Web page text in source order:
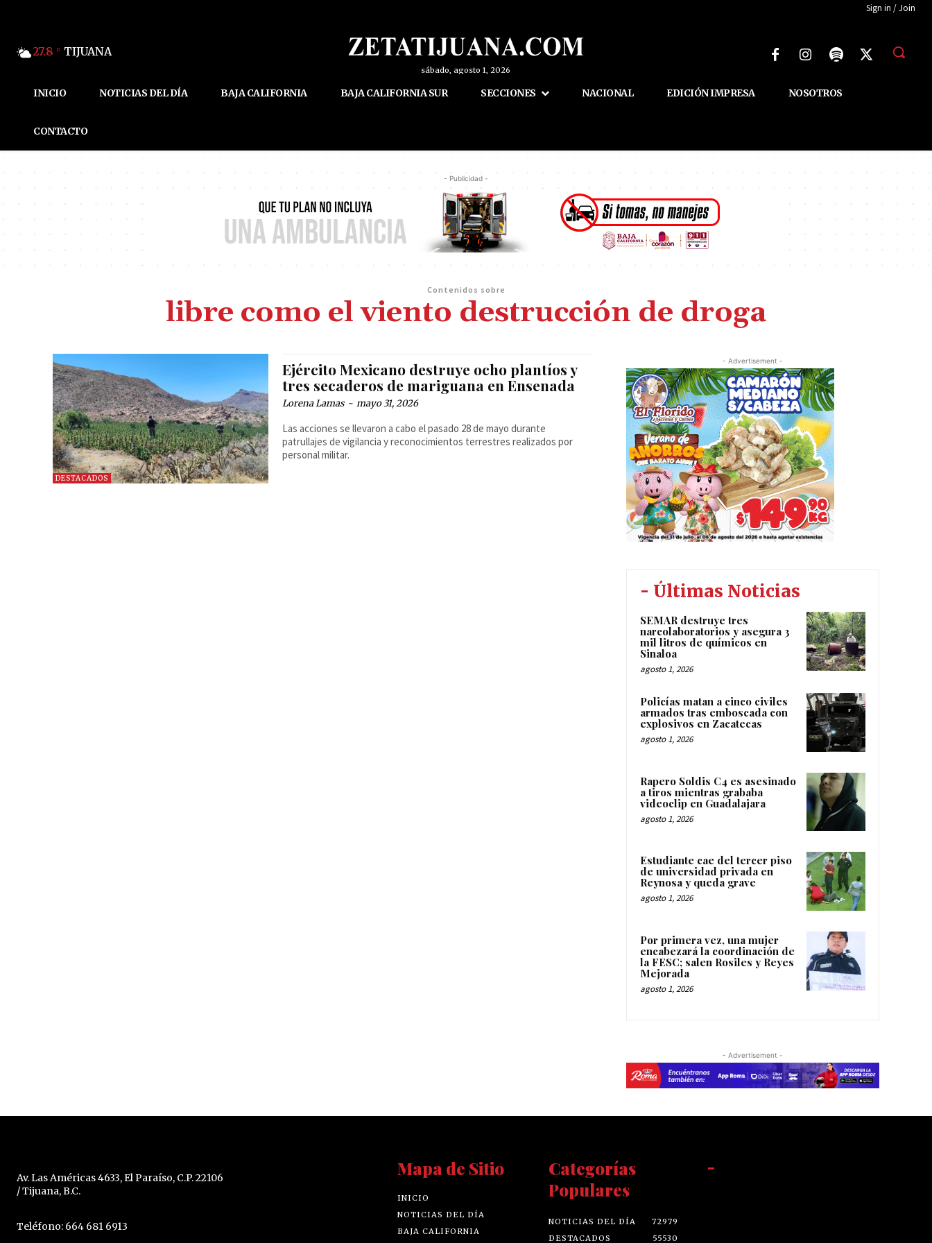
Sign in / Join
27.8 C TIJUANA
sábado, agosto 1, 2026
INICIO NOTICIAS DEL DÍA BAJA CALIFORNIA BAJA CALIFORNIA SUR SECCIONES NACIONAL EDICIÓN IMPRESA NOSOTROS
CONTACTO
- Publicidad -
Contenidos sobre
libre como el viento destrucción de droga
DESTACADOS
Ejército Mexicano destruye ocho plantíos y
tres secaderos de mariguana en Ensenada
Lorena Lamas - mayo 31, 2026
Las acciones se llevaron a cabo el pasado 28 de mayo durante
patrullajes de vigilancia y reconocimientos terrestres realizados por
personal militar.
- Advertisement -
- Últimas Noticias
SEMAR destruye tres
narcolaboratorios y asegura 3
mil litros de químicos en
Sinaloa
agosto 1, 2026
Policías matan a cinco civiles
armados tras emboscada con
explosivos en Zacatecas
agosto 1, 2026
Rapero Soldis C4 es asesinado
a tiros mientras grababa
videoclip en Guadalajara
agosto 1, 2026
Estudiante cae del tercer piso
de universidad privada en
Reynosa y queda grave
agosto 1, 2026
Por primera vez, una mujer
encabezará la coordinación de
la FESC; salen Rosiles y Reyes
Mejorada
agosto 1, 2026
- Advertisement -
Av. Las Américas 4633, El Paraíso, C.P. 22106
/ Tijuana, B.C.
Teléfono: 664 681 6913
Mapa de Sitio
INICIO
NOTICIAS DEL DÍA
BAJA CALIFORNIA
Categorías
Populares
NOTICIAS DEL DÍA
72979
DESTACADOS
55530
-